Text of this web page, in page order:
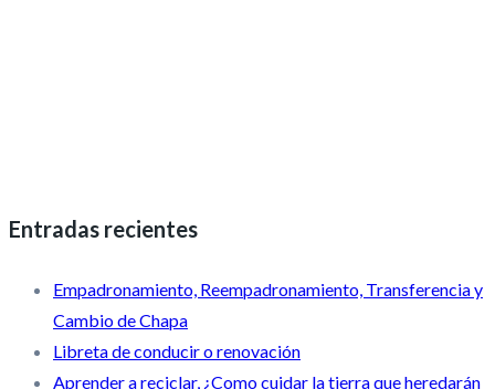
Entradas recientes
Empadronamiento, Reempadronamiento, Transferencia y
Cambio de Chapa
Libreta de conducir o renovación
Aprender a reciclar, ¿Como cuidar la tierra que heredarán